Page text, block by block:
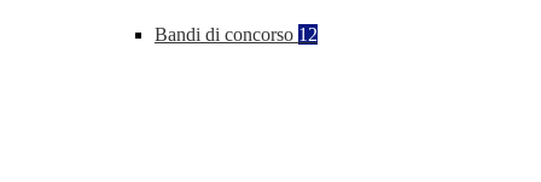
Bandi di concorso 12